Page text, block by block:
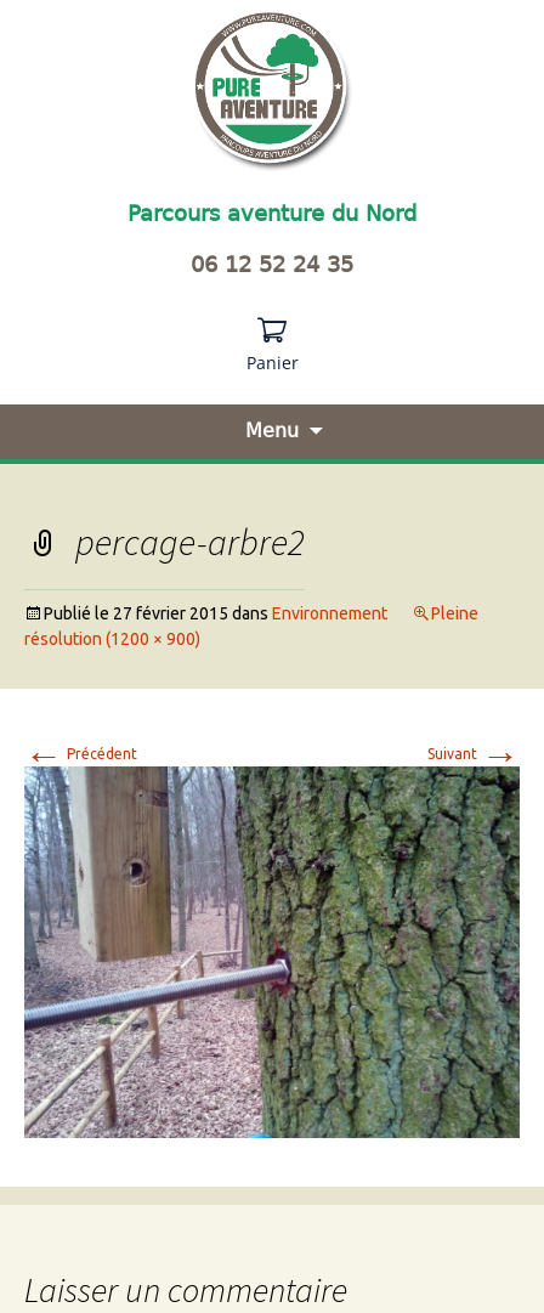
Parcours aventure du Nord
06 12 52 24 35
Panier
Menu
Aller
principal
percage-arbre2
Publié le 27 février 2015 dans Environnement
Pleine
résolution (1200 × 900)
← Précédent Suivant →
Laisser un commentaire